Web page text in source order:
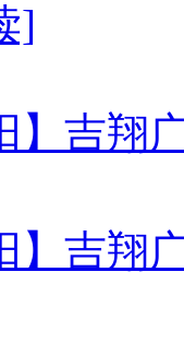
]
】吉翔
】吉翔